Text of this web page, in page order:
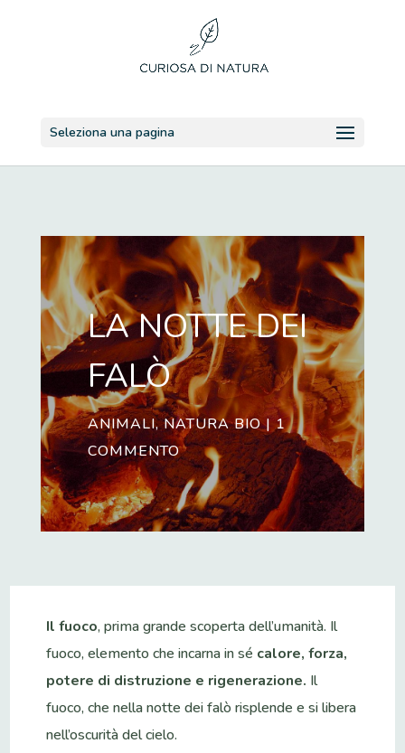
Seleziona una pagina
LA NOTTE DEI
FALÒ
ANIMALI,NATURA BIO|1
COMMENTO
Il fuoco, prima grande scoperta dell’umanità. Il
fuoco, elemento che incarna in sé calore, forza,
potere di distruzione e rigenerazione. Il
fuoco, che nella notte dei falò risplende e si libera
nell’oscurità del cielo.